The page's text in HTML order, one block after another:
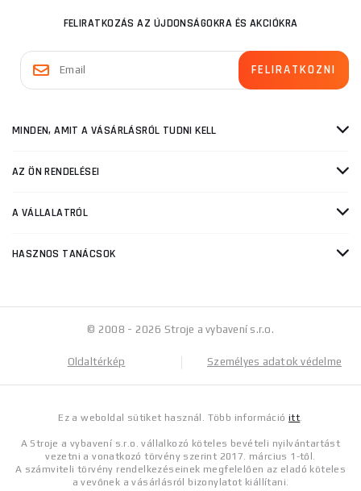
FELIRATKOZÁS AZ ÚJDONSÁGOKRA ÉS AKCIÓKRA
MINDEN, AMIT A VÁSÁRLÁSRÓL TUDNI KELL
AZ ÖN RENDELÉSEI
A VÁLLALATRÓL
HASZNOS TANÁCSOK
© 2008 - 2026 Stroje a vybavení s.r.o.
Oldaltérkép Személyes adatok védelme
Ez a weboldal sütiket használ. Több információitt.
A Stroje a vybavení s.r.o. vállalkozó köteles bevételi nyilvántartást
vezetni a vonatkozó törvény szerint 2017. március 1-től.
A számviteli törvény rendelkezéseinek megfelelően az eladó köteles
a vevőnek a vásárlásról bizonylatot kiállítani.